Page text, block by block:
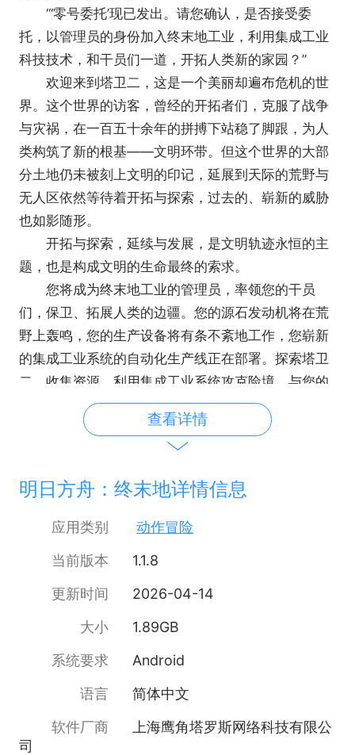
“‘零号委托’现已发出。请您确认，是否接受委
托，以管理员的身份加入终末地工业，利用集成工业
科技技术，和干员们一道，开拓人类新的家园？”
欢迎来到塔卫二，这是一个美丽却遍布危机的世
界。这个世界的访客，曾经的开拓者们，克服了战争
与灾祸，在一百五十余年的拼搏下站稳了脚跟，为人
类构筑了新的根基——文明环带。但这个世界的大部
分土地仍未被刻上文明的印记，延展到天际的荒野与
无人区依然等待着开拓与探索，过去的、崭新的威胁
也如影随形。
开拓与探索，延续与发展，是文明轨迹永恒的主
题，也是构成文明的生命最终的索求。
您将成为终末地工业的管理员，率领您的干员
们，保卫、拓展人类的边疆。您的源石发动机将在荒
野上轰鸣，您的生产设备将有条不紊地工作，您崭新
的集成工业系统的自动化生产线正在部署。探索塔卫
二，收集资源，利用集成工业系统攻克险境，与您的
同行者们一道，为人类建设更好的未来家园。
在这片历尽沧桑，而又发生着崭新变化的大地
上，管理员，该做出您的选择了。
查看详情
明日方舟：终末地详情信息
应用类别
动作冒险
当前版本
1.1.8
更新时间
2026-04-14
大小
1.89GB
系统要求
Android
语言
简体中文
软件厂商
上海鹰角塔罗斯网络科技有限公
司